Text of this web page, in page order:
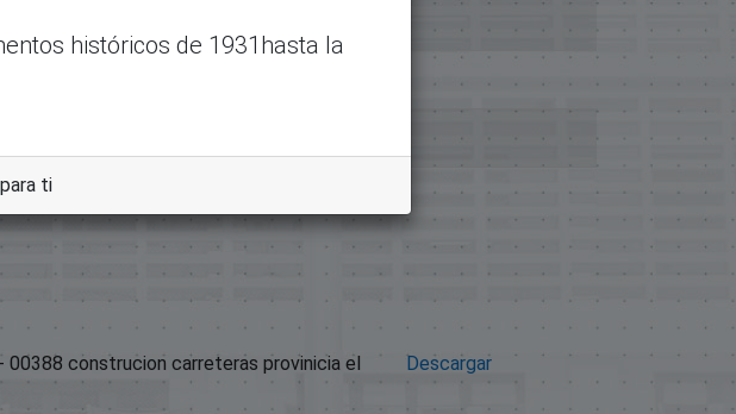
00388 construcion carreteras provinicia el
Descargar
históricos de 1931hasta la
ti